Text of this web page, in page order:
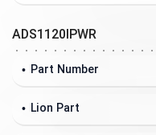
ADS1120IPWR
Part Number
Lion Part